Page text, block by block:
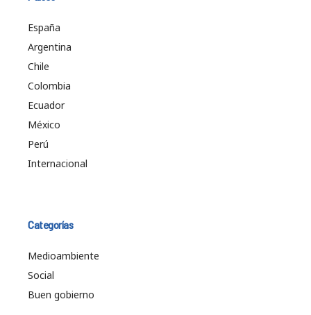
España
Argentina
Chile
Colombia
Ecuador
México
Perú
Internacional
Categorías
Medioambiente
Social
Buen gobierno